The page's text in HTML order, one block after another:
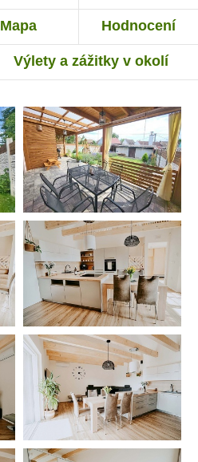
Mapa Hodnocení
Výlety a zážitky v okolí